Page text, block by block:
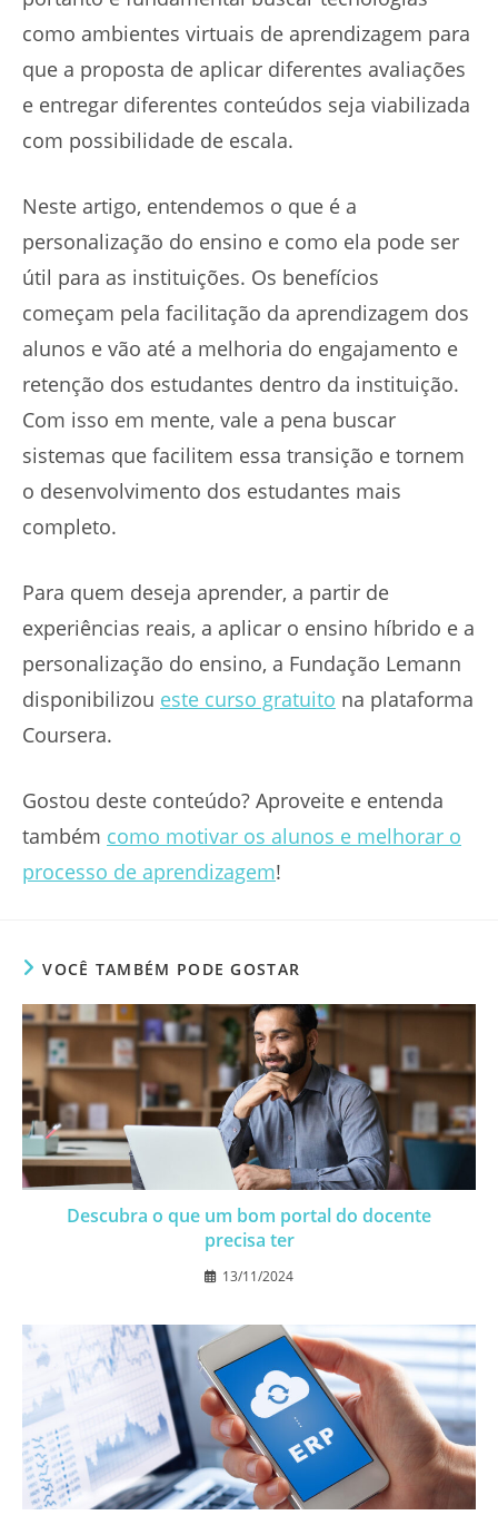
como ambientes virtuais de aprendizagem para
que a proposta de aplicar diferentes avaliações
e entregar diferentes conteúdos seja viabilizada
com possibilidade de escala.
Neste artigo, entendemos o que é a
personalização do ensino e como ela pode ser
útil para as instituições. Os benefícios
começam pela facilitação da aprendizagem dos
alunos e vão até a melhoria do engajamento e
retenção dos estudantes dentro da instituição.
Com isso em mente, vale a pena buscar
sistemas que facilitem essa transição e tornem
o desenvolvimento dos estudantes mais
completo.
Para quem deseja aprender, a partir de
experiências reais, a aplicar o ensino híbrido e a
personalização do ensino, a Fundação Lemann
disponibilizou este curso gratuito na plataforma
Coursera.
Gostou deste conteúdo? Aproveite e entenda
também como motivar os alunos e melhorar o
processo de aprendizagem!
VOCÊ TAMBÉM PODE GOSTAR
Descubra o que um bom portal do docente
precisa ter
13/11/2024